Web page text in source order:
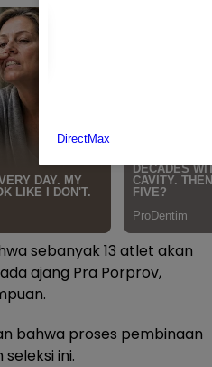
sebanyak 13 atlet akan
ajang Pra Porprov,
bahwa proses pembinaan
ini.